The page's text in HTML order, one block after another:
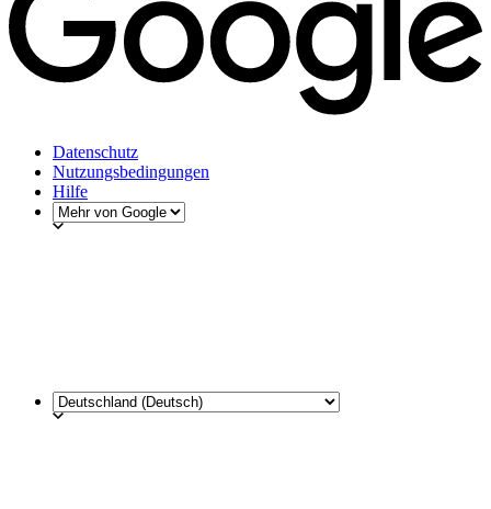
Datenschutz
Nutzungsbedingungen
Hilfe